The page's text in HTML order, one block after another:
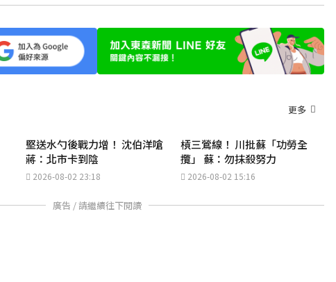
更多
堅送水勺後戰力增！ 沈伯洋嗆
蔣：北市卡到陰
2026-08-02 23:18
槓三鶯線！ 川批蘇「功勞全
攬」 蘇：勿抹殺努力
2026-08-02 15:16
廣告 / 請繼續往下閱讀